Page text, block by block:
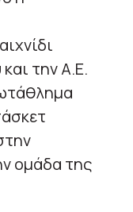
την Α.Ε.
ομάδα της